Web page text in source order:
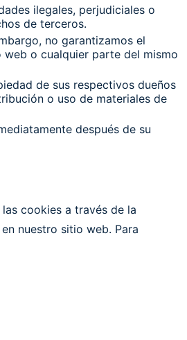
ilegales, perjudiciales o
de terceros.
no garantizamos el
o cualquier parte del mismo
de sus respectivos dueños
o uso de materiales de
después de su
cookies a través de la
nuestro sitio web. Para